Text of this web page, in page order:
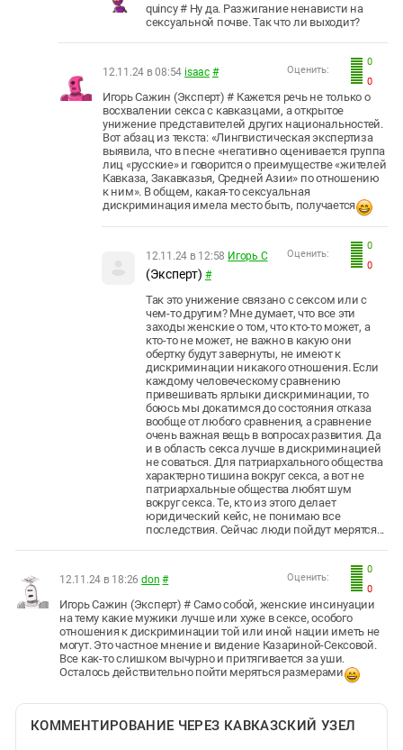
quincy # Ну да. Разжигание ненависти на
сексуальной почве. Так что ли выходит?
0
0
Оценить:
12.11.24 в 08:54 isaac #
Игорь Сажин (Эксперт) # Кажется речь не только о
восхвалении секса с кавказцами, а открытое
унижение представителей других национальностей.
Вот абзац из текста: «Лингвистическая экспертиза
выявила, что в песне «негативно оценивается группа
лиц «русские» и говорится о преимуществе «жителей
Кавказа, Закавказья, Средней Азии» по отношению
к ним». В общем, какая-то сексуальная
дискриминация имела место быть, получается
0
0
Оценить:
12.11.24 в 12:58 Игорь С
(Эксперт) #
Так это унижение связано с сексом или с
чем-то другим? Мне думает, что все эти
заходы женские о том, что кто-то может, а
кто-то не может, не важно в какую они
обертку будут завернуты, не имеют к
дискриминации никакого отношения. Если
каждому человеческому сравнению
привешивать ярлыки дискриминации, то
боюсь мы докатимся до состояния отказа
вообще от любого сравнения, а сравнение
очень важная вещь в вопросах развития. Да
и в область секса лучше в дискриминацией
не соваться. Для патриархального общества
характерно тишина вокруг секса, а вот не
патриархальные общества любят шум
вокруг секса. Те, кто из этого делает
юридический кейс, не понимаю все
последствия. Сейчас люди пойдут мерятся...
0
0
Оценить:
12.11.24 в 18:26 don #
Игорь Сажин (Эксперт) # Само собой, женские инсинуации
на тему какие мужики лучше или хуже в сексе, особого
отношения к дискриминации той или иной нации иметь не
могут. Это частное мнение и видение Казариной-Сексовой.
Все как-то слишком вычурно и притягивается за уши.
Осталось действительно пойти меряться размерами
КОММЕНТИРОВАНИЕ ЧЕРЕЗ КАВКАЗСКИЙ УЗЕЛ